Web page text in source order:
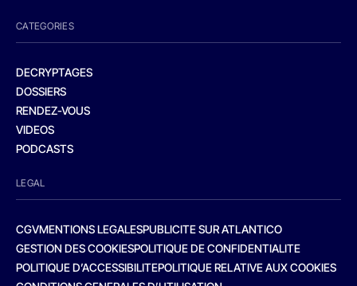
CATEGORIES
DECRYPTAGES
DOSSIERS
RENDEZ-VOUS
VIDEOS
PODCASTS
LEGAL
CGVMENTIONS LEGALESPUBLICITE SUR ATLANTICO
GESTION DES COOKIESPOLITIQUE DE CONFIDENTIALITE
POLITIQUE D’ACCESSIBILITEPOLITIQUE RELATIVE AUX COOKIES